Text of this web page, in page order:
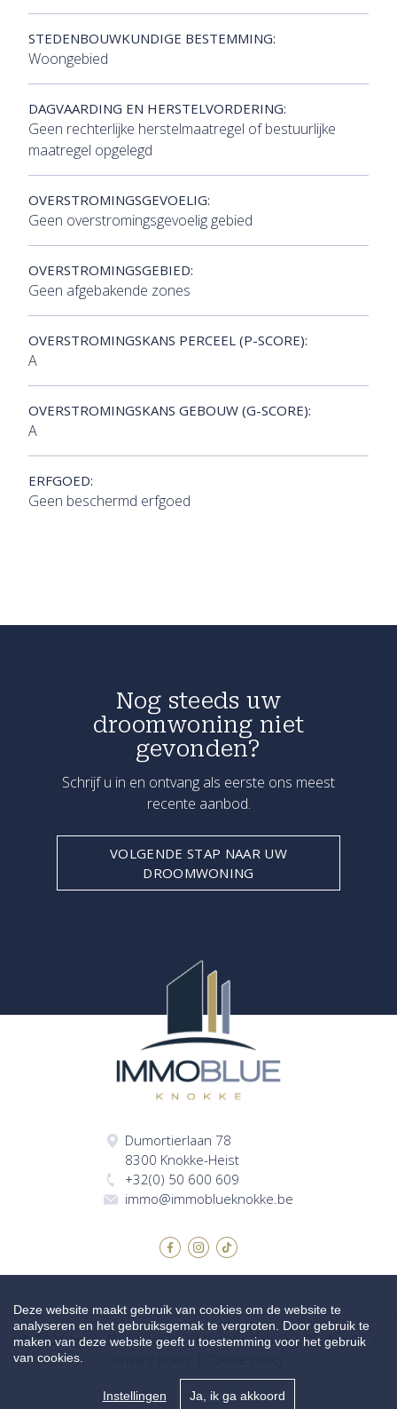
STEDENBOUWKUNDIGE BESTEMMING:
Woongebied
DAGVAARDING EN HERSTELVORDERING:
Geen rechterlijke herstelmaatregel of bestuurlijke
maatregel opgelegd
OVERSTROMINGSGEVOELIG:
Geen overstromingsgevoelig gebied
OVERSTROMINGSGEBIED:
Geen afgebakende zones
OVERSTROMINGSKANS PERCEEL (P-SCORE):
A
OVERSTROMINGSKANS GEBOUW (G-SCORE):
A
ERFGOED:
Geen beschermd erfgoed
Nog steeds uw
droomwoning niet
gevonden?
Schrijf u in en ontvang als eerste ons meest
recente aanbod.
VOLGENDE STAP NAAR UW
DROOMWONING
Dumortierlaan 78
8300 Knokke-Heist
+32(0) 50 600 609
immo@immoblueknokke.be
© 2026 Immo Blue Knokke | Made by Zabun|Disclaimer
Deze website maakt gebruik van cookies om de website te
analyseren en het gebruiksgemak te vergroten. Door gebruik te
maken van deze website geeft u toestemming voor het gebruik
van cookies.
Instellingen Ja, ik ga akkoord